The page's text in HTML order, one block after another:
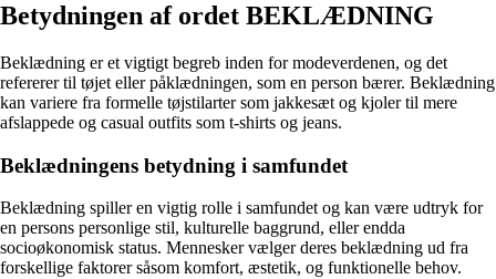
Betydningen af ordet BEKLÆDNING
Beklædning er et vigtigt begreb inden for modeverdenen, og det
refererer til tøjet eller påklædningen, som en person bærer. Beklædning
kan variere fra formelle tøjstilarter som jakkesæt og kjoler til mere
afslappede og casual outfits som t-shirts og jeans.
Beklædningens betydning i samfundet
Beklædning spiller en vigtig rolle i samfundet og kan være udtryk for
en persons personlige stil, kulturelle baggrund, eller endda
socioøkonomisk status. Mennesker vælger deres beklædning ud fra
forskellige faktorer såsom komfort, æstetik, og funktionelle behov.